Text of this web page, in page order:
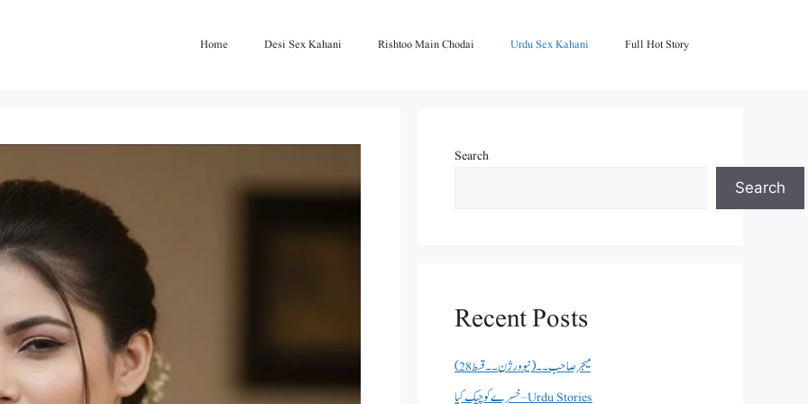
Home Desi Sex Kahani Rishtoo Main Chodai Urdu Sex Kahani Full Hot Story
Search
Search
Recent Posts
میجر صاحب۔۔( نیو ورژن ۔۔قسط 28)
خسرے کو چیک کیا – Urdu Stories